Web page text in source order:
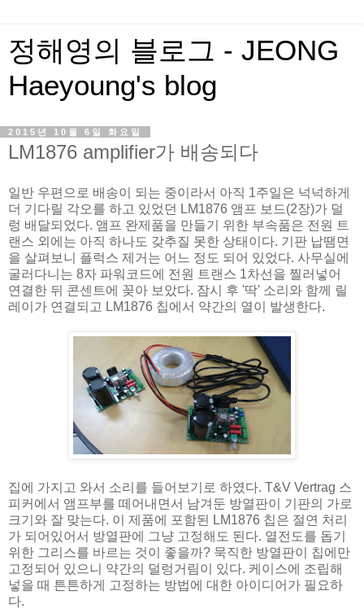
정해영의 블로그 - JEONG
Haeyoung's blog
2015년 10월 6일 화요일
LM1876 amplifier가 배송되다
일반 우편으로 배송이 되는 중이라서 아직 1주일은 넉넉하게
더 기다릴 각오를 하고 있었던 LM1876 앰프 보드(2장)가 덜
렁 배달되었다. 앰프 완제품을 만들기 위한 부속품은 전원 트
랜스 외에는 아직 하나도 갖추질 못한 상태이다. 기판 납땜면
을 살펴보니 플럭스 제거는 어느 정도 되어 있었다. 사무실에
굴러다니는 8자 파워코드에 전원 트랜스 1차선을 찔러넣어
연결한 뒤 콘센트에 꽂아 보았다. 잠시 후 '딱' 소리와 함께 릴
레이가 연결되고 LM1876 칩에서 약간의 열이 발생한다.
집에 가지고 와서 소리를 들어보기로 하였다. T&V Vertrag 스
피커에서 앰프부를 떼어내면서 남겨둔 방열판이 기판의 가로
크기와 잘 맞는다. 이 제품에 포함된 LM1876 칩은 절연 처리
가 되어있어서 방열판에 그냥 고정해도 된다. 열전도를 돕기
위한 그리스를 바르는 것이 좋을까? 묵직한 방열판이 칩에만
고정되어 있으니 약간의 덜렁거림이 있다. 케이스에 조립해
넣을 때 튼튼하게 고정하는 방법에 대한 아이디어가 필요하
다.